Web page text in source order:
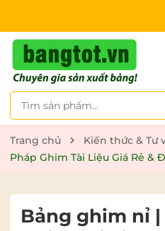
Trang chủ Kiến thức & Tư
Pháp Ghim Tài Liệu Giá Rẻ &
Bảng ghim nỉ |